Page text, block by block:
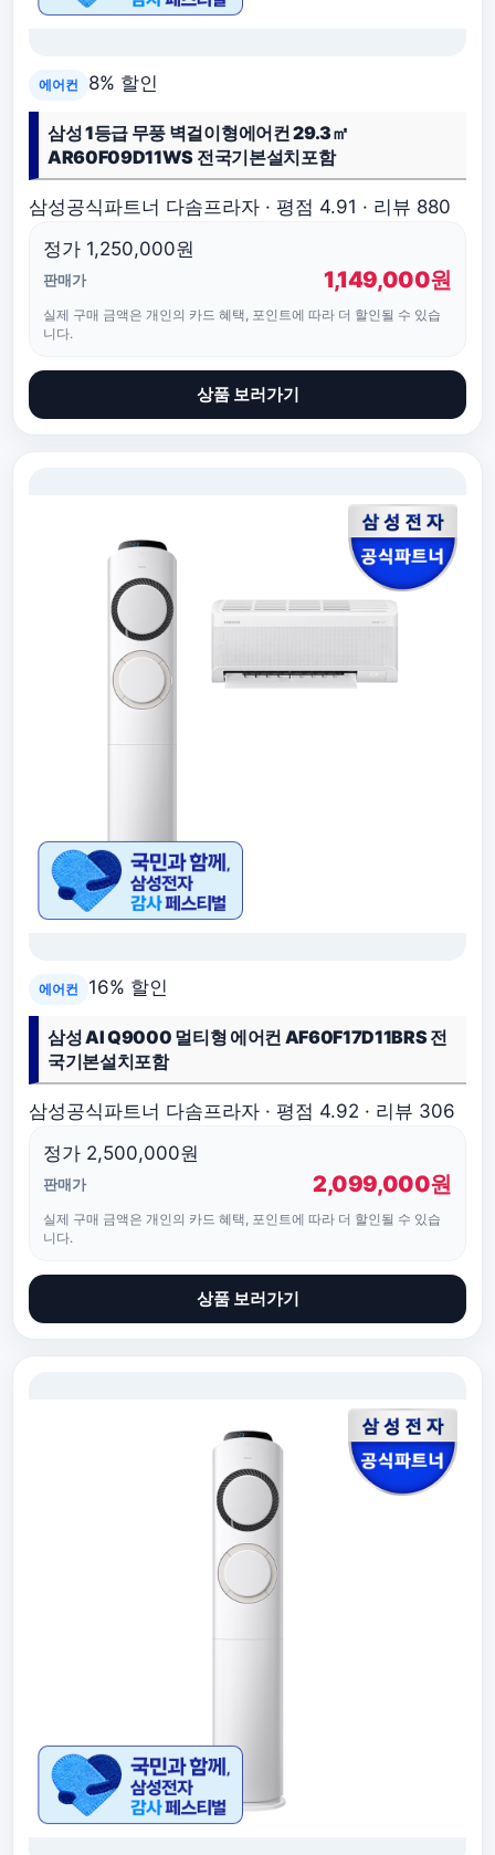
에어컨 8% 할인
삼성 1등급 무풍 벽걸이형에어컨 29.3㎡
AR60F09D11WS 전국기본설치포함
삼성공식파트너 다솜프라자 · 평점 4.91 · 리뷰 880
정가 1,250,000원
판매가 1,149,000원
실제 구매 금액은 개인의 카드 혜택, 포인트에 따라 더 할인될 수 있습
니다.
상품 보러가기
에어컨 16% 할인
삼성 AI Q9000 멀티형 에어컨 AF60F17D11BRS 전
국기본설치포함
삼성공식파트너 다솜프라자 · 평점 4.92 · 리뷰 306
정가 2,500,000원
판매가 2,099,000원
실제 구매 금액은 개인의 카드 혜택, 포인트에 따라 더 할인될 수 있습
니다.
상품 보러가기